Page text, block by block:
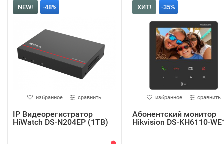
NEW! -48%
избранное сравнить
IP Видеорегистратор
HiWatch DS-N204EP (1TB)
ХИТ! -35%
избранное сравнить
Абонентский монитор
Hikvision DS-KH6110-